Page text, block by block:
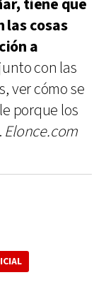
tiene que
las cosas
a
con las
ver cómo se
porque los
Elonce.com